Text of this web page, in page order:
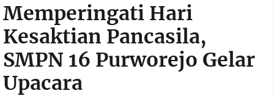
Memperingati Hari
Kesaktian Pancasila,
SMPN 16 Purworejo Gelar
Upacara